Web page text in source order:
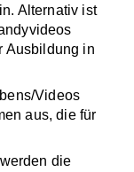
Alternativ ist
Ausbildung in
Videos
aus, die für
die